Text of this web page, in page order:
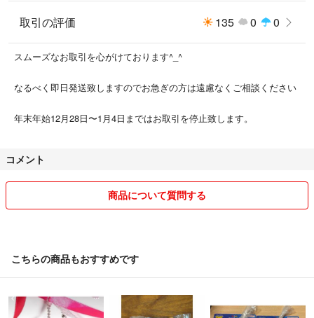
取引の評価 135 0 0
スムーズなお取引を心がけております^_^
なるべく即日発送致しますのでお急ぎの方は遠慮なくご相談ください
年末年始12月28日〜1月4日まではお取引を停止致します。
コメント
商品について質問する
こちらの商品もおすすめです